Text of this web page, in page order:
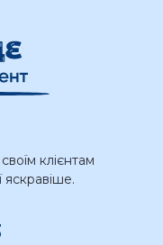
клієнтам
яскравіше.